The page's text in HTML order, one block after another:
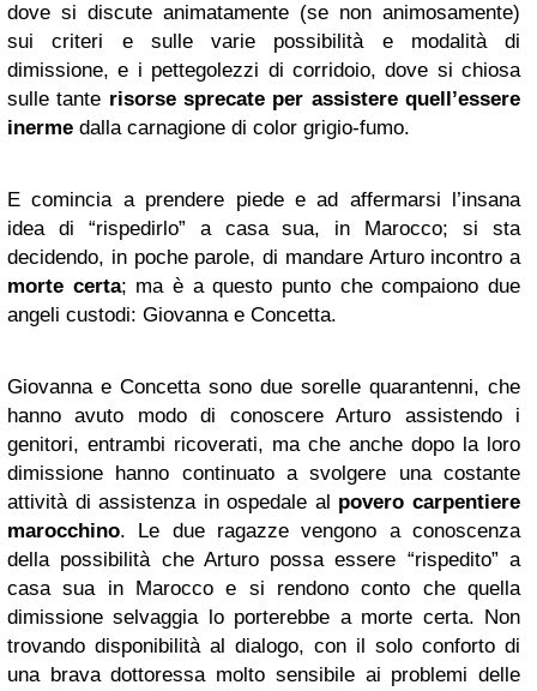
dove si discute animatamente (se non animosamente)
sui criteri e sulle varie possibilità e modalità di
dimissione, e i pettegolezzi di corridoio, dove si chiosa
sulle tante risorse sprecate per assistere quell’essere
inerme dalla carnagione di color grigio-fumo.
E comincia a prendere piede e ad affermarsi l’insana
idea di “rispedirlo” a casa sua, in Marocco; si sta
decidendo, in poche parole, di mandare Arturo incontro a
morte certa; ma è a questo punto che compaiono due
angeli custodi: Giovanna e Concetta.
Giovanna e Concetta sono due sorelle quarantenni, che
hanno avuto modo di conoscere Arturo assistendo i
genitori, entrambi ricoverati, ma che anche dopo la loro
dimissione hanno continuato a svolgere una costante
attività di assistenza in ospedale al povero carpentiere
marocchino. Le due ragazze vengono a conoscenza
della possibilità che Arturo possa essere “rispedito” a
casa sua in Marocco e si rendono conto che quella
dimissione selvaggia lo porterebbe a morte certa. Non
trovando disponibilità al dialogo, con il solo conforto di
una brava dottoressa molto sensibile ai problemi delle